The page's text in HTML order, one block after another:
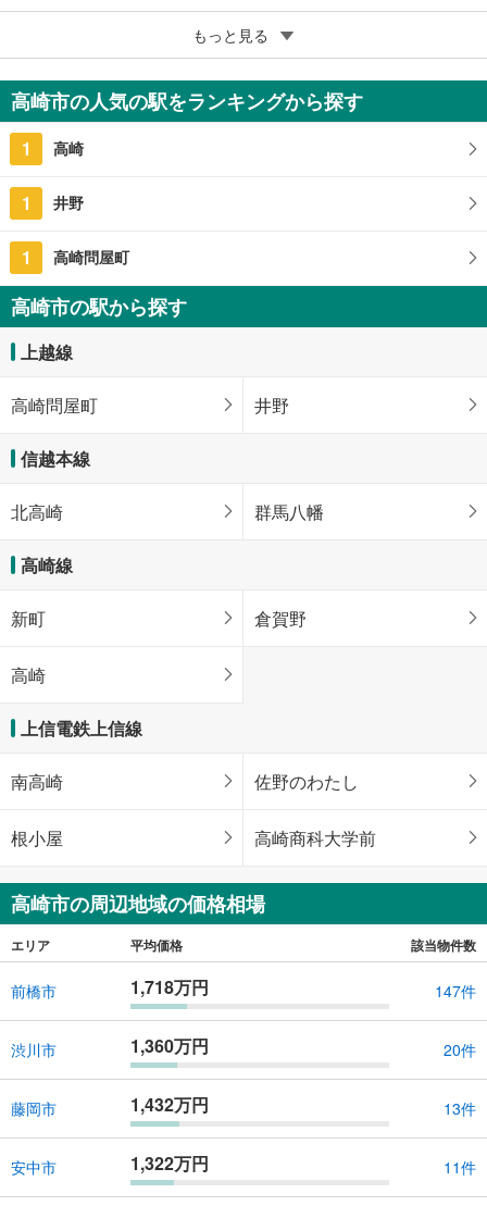
高崎市金古町
999万円
4LDK
108.47m2
群馬県高崎市金古町
もっと見る
高崎市の人気の駅をランキングから探す
1 高崎
1 井野
1 高崎問屋町
高崎市の駅から探す
上越線
高崎問屋町 井野
信越本線
北高崎 群馬八幡
高崎線
新町 倉賀野
高崎
上信電鉄上信線
南高崎 佐野のわたし
根小屋 高崎商科大学前
高崎市の周辺地域の価格相場
エリア 平均価格 該当物件数
前橋市 1,718万円 147件
渋川市 1,360万円 20件
藤岡市 1,432万円 13件
安中市 1,322万円 11件